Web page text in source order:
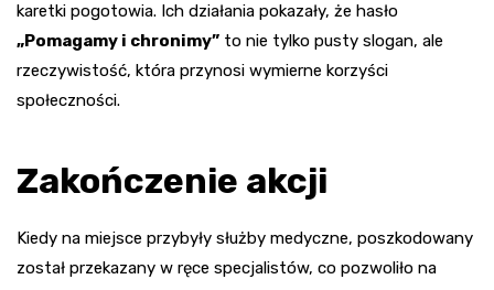
karetki pogotowia. Ich działania pokazały, że hasło
„Pomagamy i chronimy” to nie tylko pusty slogan, ale
rzeczywistość, która przynosi wymierne korzyści
społeczności.
Zakończenie akcji
Kiedy na miejsce przybyły służby medyczne, poszkodowany
został przekazany w ręce specjalistów, co pozwoliło na